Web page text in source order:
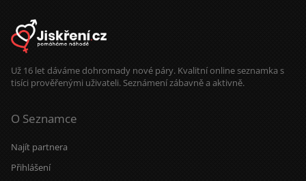
Už 16 let dáváme dohromady nové páry. Kvalitní online seznamka s
tisíci prověřenými uživateli. Seznámení zábavně a aktivně.
O Seznamce
Najít partnera
Přihlášení